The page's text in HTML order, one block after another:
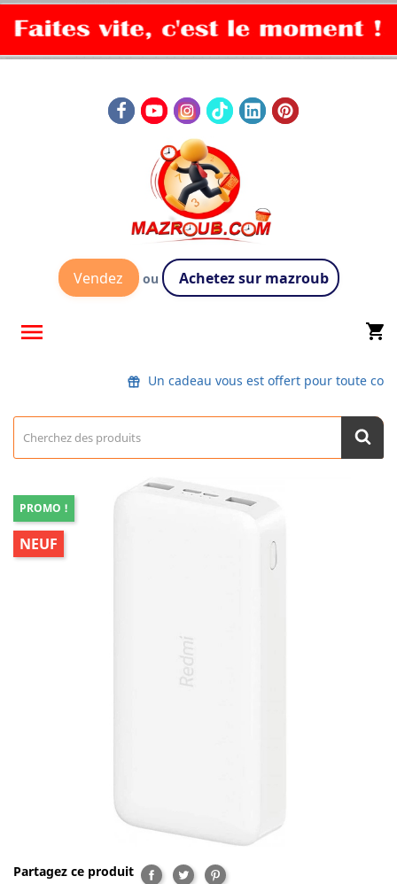
Vendez ou Achetez sur mazroub
 shopping_cart
Un cadeau vous est offert pour toute
PROMO !
NEUF
Partagez ce produit Partager
TweetPinterest